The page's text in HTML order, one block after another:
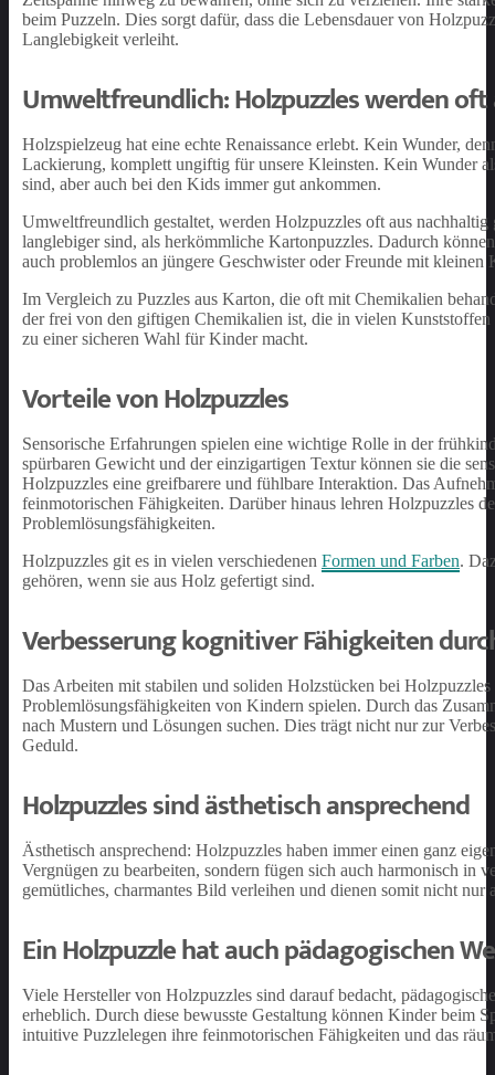
beim Puzzeln. Dies sorgt dafür, dass die Lebensdauer von
Langlebigkeit verleiht.
Umweltfreundlich: Holzpuzzles werden
Holzspielzeug hat eine echte Renaissance erlebt. Kein Wunder,
Lackierung, komplett ungiftig für unsere Kleinsten. Kein Wunder
sind, aber auch bei den Kids immer gut ankommen.
Umweltfreundlich gestaltet, werden Holzpuzzles oft aus
langlebiger sind, als herkömmliche Kartonpuzzles. Dadurch
auch problemlos an jüngere Geschwister oder Freunde mit kleinen
Im Vergleich zu Puzzles aus Karton, die oft mit Chemikalien
der frei von den giftigen Chemikalien ist, die in vielen
zu einer sicheren Wahl für Kinder macht.
Vorteile von Holzpuzzles
Sensorische Erfahrungen spielen eine wichtige Rolle in der
spürbaren Gewicht und der einzigartigen Textur können sie die
Holzpuzzles eine greifbarere und fühlbare Interaktion. Das
feinmotorischen Fähigkeiten. Darüber hinaus lehren Holzpuzzles
Problemlösungsfähigkeiten.
Holzpuzzles git es in vielen verschiedenen Formen und Farben.
gehören, wenn sie aus Holz gefertigt sind.
Verbesserung kognitiver Fähigkeiten
Das Arbeiten mit stabilen und soliden Holzstücken bei
Problemlösungsfähigkeiten von Kindern spielen. Durch das
nach Mustern und Lösungen suchen. Dies trägt nicht nur zur
Geduld.
Holzpuzzles sind ästhetisch ansprechend
Ästhetisch ansprechend: Holzpuzzles haben immer einen ganz
Vergnügen zu bearbeiten, sondern fügen sich auch harmonisch in
gemütliches, charmantes Bild verleihen und dienen somit nicht
Ein Holzpuzzle hat auch pädagogischen
Viele Hersteller von Holzpuzzles sind darauf bedacht,
erheblich. Durch diese bewusste Gestaltung können Kinder beim
intuitive Puzzlelegen ihre feinmotorischen Fähigkeiten und das